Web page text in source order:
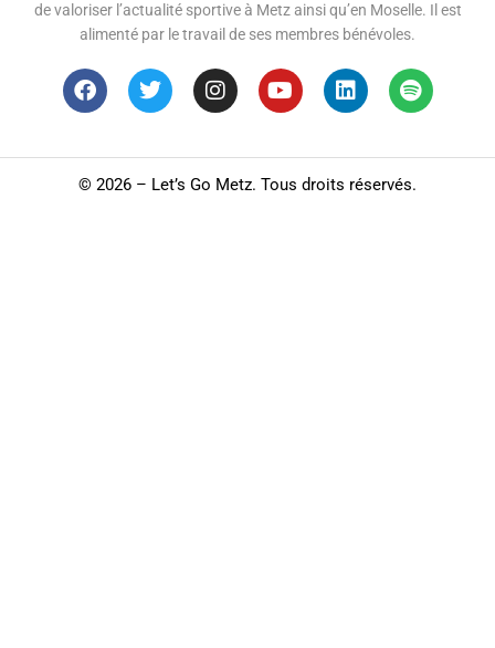
de valoriser l’actualité sportive à Metz ainsi qu’en Moselle. Il est
alimenté par le travail de ses membres bénévoles.
© 2026 – Let’s Go Metz. Tous droits réservés.